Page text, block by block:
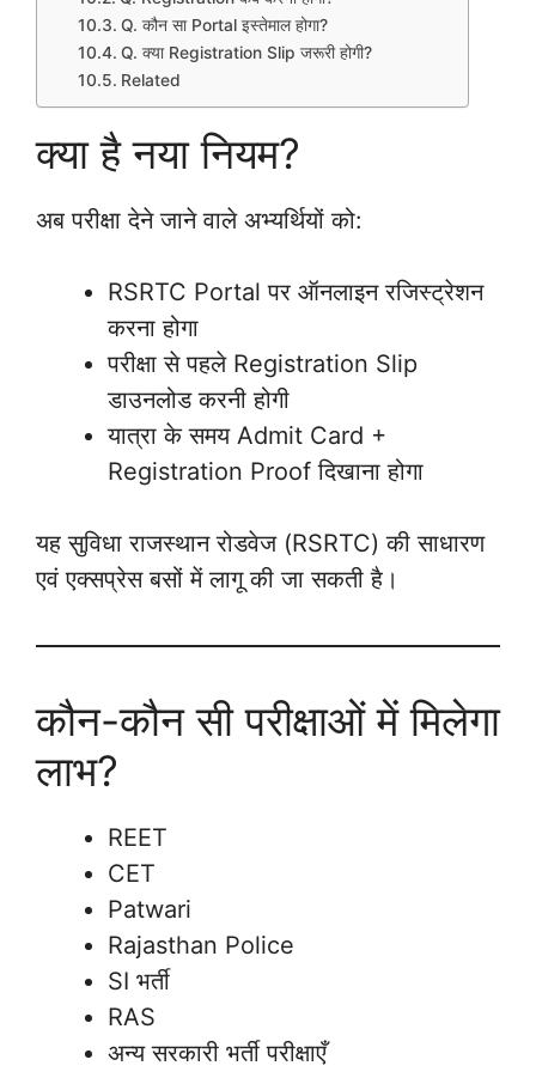
Q. कौन सा Portal इस्तेमाल होगा?
Q. क्या Registration Slip जरूरी होगी?
Related
क्या है नया नियम?
अब परीक्षा देने जाने वाले अभ्यर्थियों को:
RSRTC Portal पर ऑनलाइन रजिस्ट्रेशन
करना होगा
परीक्षा से पहले Registration Slip
डाउनलोड करनी होगी
यात्रा के समय Admit Card +
Registration Proof दिखाना होगा
यह सुविधा राजस्थान रोडवेज (RSRTC) की साधारण
एवं एक्सप्रेस बसों में लागू की जा सकती है।
कौन-कौन सी परीक्षाओं में मिलेगा
लाभ?
REET
CET
Patwari
Rajasthan Police
SI भर्ती
RAS
अन्य सरकारी भर्ती परीक्षाएँ